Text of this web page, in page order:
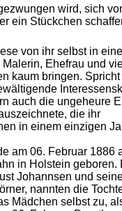
wird, sich
ein Stückchen
von ihr selbst in
Ehefrau und
kaum bringen.
auch die ungeheure
die ihr
in einem einzigen
am 06. Februar 1886
in Holstein geboren.
Johannsen und
nannten die
Mädchen selbst zu,